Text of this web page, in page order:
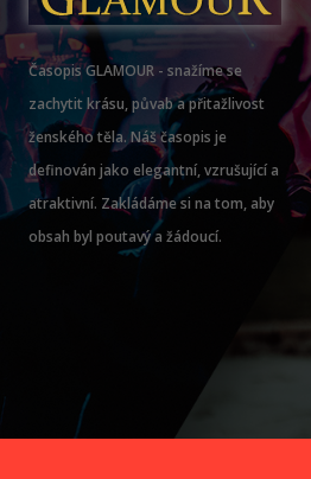
Časopis GLAMOUR - snažíme se
zachytit krásu, půvab a přitažlivost
ženského těla. Náš časopis je
definován jako elegantní, vzrušující a
atraktivní. Zakládáme si na tom, aby
obsah byl poutavý a žádoucí.